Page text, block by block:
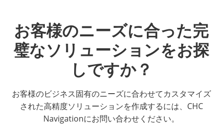
お客様のニーズに合った完
璧なソリューションをお探
しですか？
お客様のビジネス固有のニーズに合わせてカスタマイズ
された高精度ソリューションを作成するには、CHC
Navigationにお問い合わせください。